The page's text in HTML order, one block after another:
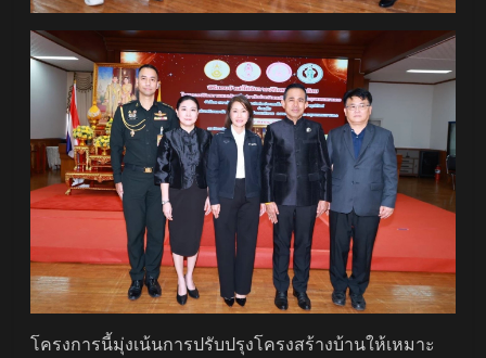
โครงการนี้มุ่งเน้นการปรับปรุงโครงสร้างบ้านให้เหมาะ